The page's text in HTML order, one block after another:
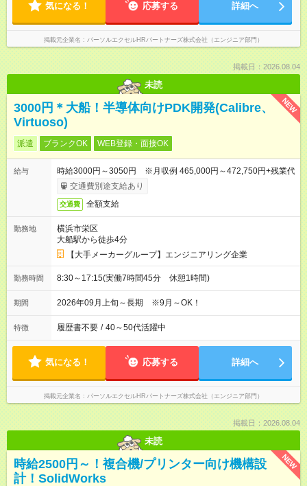
気になる！ 応募する 詳細へ
掲載元企業名 パーソルエクセルHRパートナーズ株式会社（エンジニア部門）
掲載日：2026.08.04
未読
NEW
3000円＊大船！半導体向けPDK開発(Calibre、
Virtuoso)
派遣 ブランクOK WEB登録・面接OK
給与
時給3000円～3050円 ※月収例 465,000円～472,750円+残業代
交通費別途支給あり
交通費 全額支給
勤務地
横浜市栄区
大船駅から徒歩4分
【大手メーカーグループ】エンジニアリング企業
勤務時間 8:30～17:15(実働7時間45分 休憩1時間)
期間 2026年09月上旬～長期 ※9月～OK！
特徴 履歴書不要 / 40～50代活躍中
気になる！ 応募する 詳細へ
掲載元企業名 パーソルエクセルHRパートナーズ株式会社（エンジニア部門）
掲載日：2026.08.04
未読
NEW
時給2500円～！複合機/プリンター向け機構設
計！SolidWorks